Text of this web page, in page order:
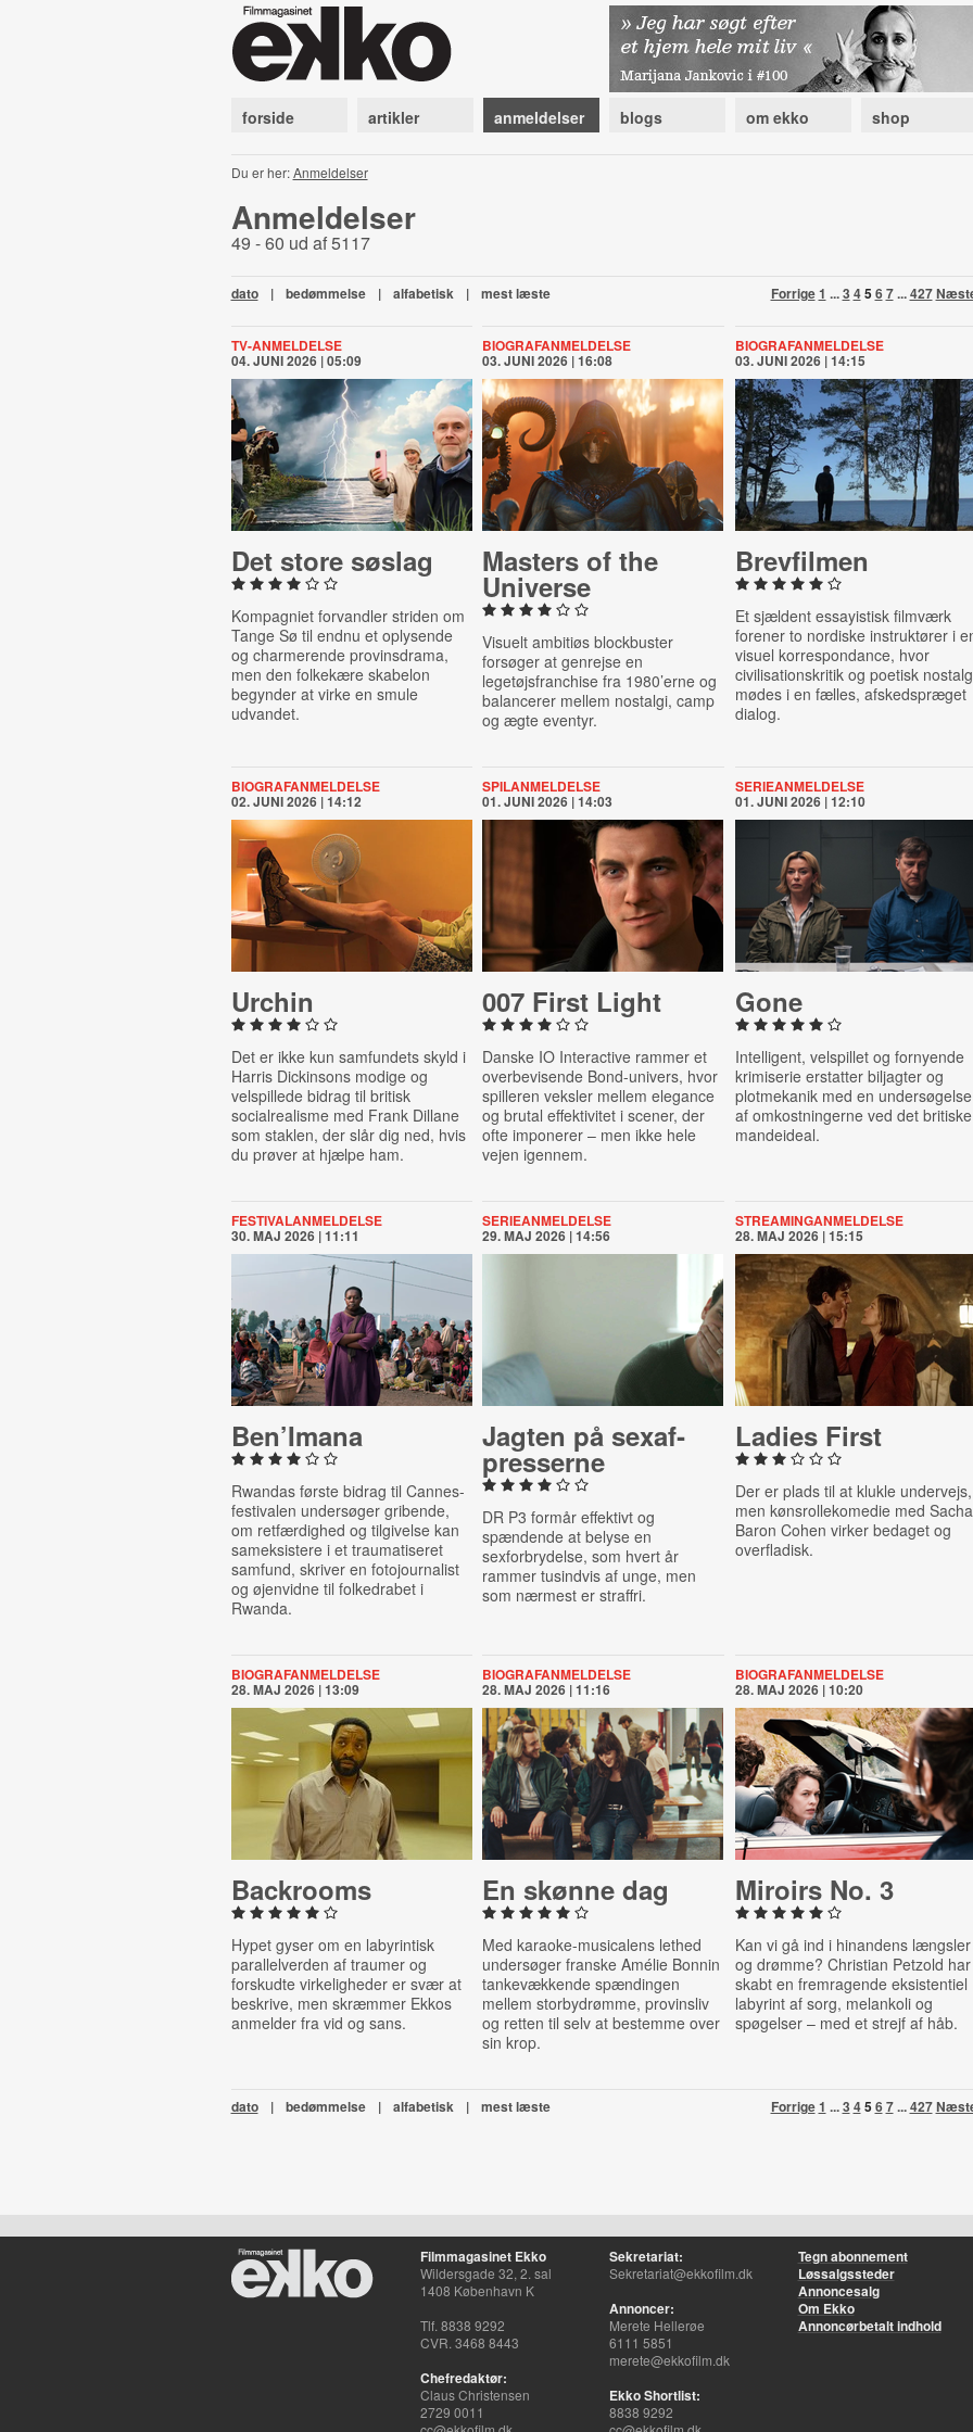
forside artikler anmeldelser blogs om ekko shop
Du er her:Anmeldelser
Anmeldelser
49 - 60 ud af 5117
Forrige1 ...3 4567...427
dato | bedømmelse | alfabetisk | mest læste
TV-ANMELDELSE
04. JUNI 2026 | 05:09
Det store søslag
Kompagniet forvandler striden om
Tange Sø til endnu et oplysende
og charmerende provinsdrama,
men den folkekære skabelon
begynder at virke en smule
udvandet.
BIOGRAFANMELDELSE
03. JUNI 2026 | 16:08
Masters of the
Universe
Visuelt ambitiøs blockbuster
forsøger at genrejse en
legetøjsfranchise fra 1980’erne og
balancerer mellem nostalgi, camp
og ægte eventyr.
BIOGRAFANMELDELSE
03. JUNI 2026 | 14:15
Brev­fil­men
Et sjældent essayistisk filmværk
forener to nordiske instruktører i
visuel korrespondance, hvor
civilisationskritik og poetisk
mødes i en fælles, afskedspræget
dialog.
BIOGRAFANMELDELSE
02. JUNI 2026 | 14:12
Urchin
Det er ikke kun samfundets skyld i
Harris Dickinsons modige og
velspillede bidrag til britisk
socialrealisme med Frank Dillane
som staklen, der slår dig ned, hvis
du prøver at hjælpe ham.
SPILANMELDELSE
01. JUNI 2026 | 14:03
007 First Light
Danske IO Interactive rammer et
overbevisende Bond-univers, hvor
spilleren veksler mellem elegance
og brutal effektivitet i scener, der
ofte imponerer – men ikke hele
vejen igennem.
SERIEANMELDELSE
01. JUNI 2026 | 12:10
Gone
Intelligent, velspillet og fornyende
krimiserie erstatter biljagter og
plotmekanik med en undersøgelse
af omkostningerne ved det britiske
mandeideal.
FESTIVALANMELDELSE
30. MAJ 2026 | 11:11
Ben’Imana
Rwandas første bidrag til Cannes-
festivalen undersøger gribende,
om retfærdighed og tilgivelse kan
sameksistere i et traumatiseret
samfund, skriver en fotojournalist
og øjenvidne til folkedrabet i
Rwanda.
SERIEANMELDELSE
29. MAJ 2026 | 14:56
Jagten på se­xaf­
pres­ser­ne
DR P3 formår effektivt og
spændende at belyse en
sexforbrydelse, som hvert år
rammer tusindvis af unge, men
som nærmest er straffri.
STREAMINGANMELDELSE
28. MAJ 2026 | 15:15
Ladies First
Der er plads til at klukle undervejs,
men kønsrollekomedie med Sacha
Baron Cohen virker bedaget og
overfladisk.
BIOGRAFANMELDELSE
28. MAJ 2026 | 13:09
Backrooms
Hypet gyser om en labyrintisk
parallelverden af traumer og
forskudte virkeligheder er svær at
beskrive, men skræmmer Ekkos
anmelder fra vid og sans.
BIOGRAFANMELDELSE
28. MAJ 2026 | 11:16
En skønne dag
Med karaoke-musicalens lethed
undersøger franske Amélie Bonnin
tankevækkende spændingen
mellem storbydrømme, provinsliv
og retten til selv at bestemme over
sin krop.
BIOGRAFANMELDELSE
28. MAJ 2026 | 10:20
Miroirs No. 3
Kan vi gå ind i hinandens længsler
og drømme? Christian Petzold har
skabt en fremragende eksistentiel
labyrint af sorg, melankoli og
spøgelser – med et strejf af håb.
Forrige1 ...3 4567...427
dato | bedømmelse | alfabetisk | mest læste
Filmmagasinet Ekko
Wildersgade 32, 2. sal
1408 København K
Tlf. 8838 9292
CVR. 3468 8443
Chefredaktør:
Claus Christensen
2729 0011
Sekretariat:
Sekretariat@ekkofilm.dk
Annoncer:
Merete Hellerøe
6111 5851
merete@ekkofilm.dk
Ekko Shortlist:
8838 9292
Tegn abonnement
Løssalgssteder
Annoncesalg
Om Ekko
Annoncørbetalt indhold